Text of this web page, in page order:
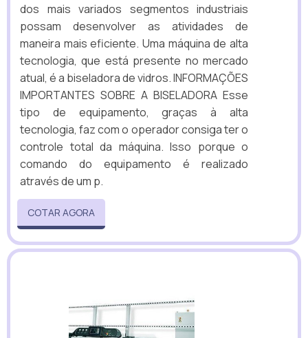
dos mais variados segmentos industriais
possam desenvolver as atividades de
maneira mais eficiente. Uma máquina de alta
tecnologia, que está presente no mercado
atual, é a biseladora de vidros. INFORMAÇÕES
IMPORTANTES SOBRE A BISELADORA Esse
tipo de equipamento, graças à alta
tecnologia, faz com o operador consiga ter o
controle total da máquina. Isso porque o
comando do equipamento é realizado
através de um p.
COTAR AGORA